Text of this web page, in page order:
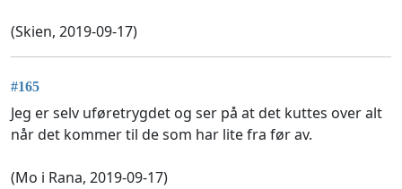
(Skien, 2019-09-17)
#165
Jeg er selv uføretrygdet og ser på at det kuttes over alt
når det kommer til de som har lite fra før av.
(Mo i Rana, 2019-09-17)